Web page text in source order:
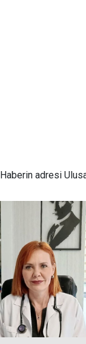
Haberin adresi